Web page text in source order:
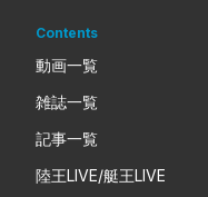
Contents
動画一覧
雑誌一覧
記事一覧
陸王LIVE/艇王LIVE